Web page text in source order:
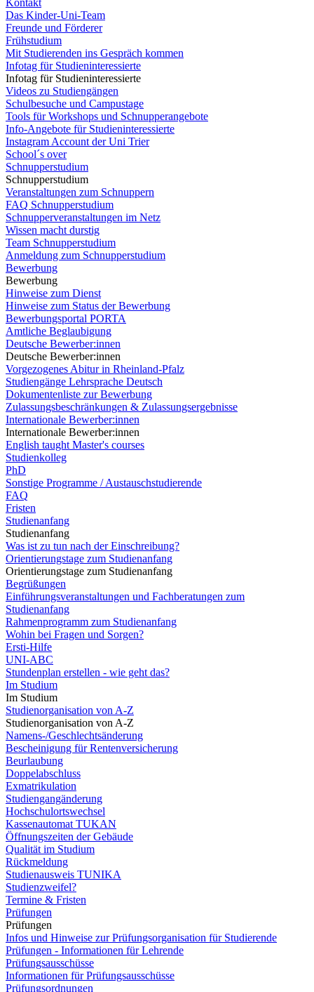
Kontakt
Das Kinder-Uni-Team
Freunde und Förderer
Frühstudium
Mit Studierenden ins Gespräch kommen
Infotag für Studieninteressierte
Infotag für Studieninteressierte
Videos zu Studiengängen
Schulbesuche und Campustage
Tools für Workshops und Schnupperangebote
Info-Angebote für Studieninteressierte
Instagram Account der Uni Trier
School´s over
Schnupperstudium
Schnupperstudium
Veranstaltungen zum Schnuppern
FAQ Schnupperstudium
Schnupperveranstaltungen im Netz
Wissen macht durstig
Team Schnupperstudium
Anmeldung zum Schnupperstudium
Bewerbung
Bewerbung
Hinweise zum Dienst
Hinweise zum Status der Bewerbung
Bewerbungsportal PORTA
Amtliche Beglaubigung
Deutsche Bewerber:innen
Deutsche Bewerber:innen
Vorgezogenes Abitur in Rheinland-Pfalz
Studiengänge Lehrsprache Deutsch
Dokumentenliste zur Bewerbung
Zulassungsbeschränkungen & Zulassungsergebnisse
Internationale Bewerber:innen
Internationale Bewerber:innen
English taught Master's courses
Studienkolleg
PhD
Sonstige Programme / Austauschstudierende
FAQ
Fristen
Studienanfang
Studienanfang
Was ist zu tun nach der Einschreibung?
Orientierungstage zum Studienanfang
Orientierungstage zum Studienanfang
Begrüßungen
Einführungsveranstaltungen und Fachberatungen zum
Studienanfang
Rahmenprogramm zum Studienanfang
Wohin bei Fragen und Sorgen?
Ersti-Hilfe
UNI-ABC
Stundenplan erstellen - wie geht das?
Im Studium
Im Studium
Studienorganisation von A-Z
Studienorganisation von A-Z
Namens-/Geschlechtsänderung
Bescheinigung für Rentenversicherung
Beurlaubung
Doppelabschluss
Exmatrikulation
Studiengangänderung
Hochschulortswechsel
Kassenautomat TUKAN
Öffnungszeiten der Gebäude
Qualität im Studium
Rückmeldung
Studienausweis TUNIKA
Studienzweifel?
Termine & Fristen
Prüfungen
Prüfungen
Infos und Hinweise zur Prüfungsorganisation für Studierende
Prüfungen - Informationen für Lehrende
Prüfungsausschüsse
Informationen für Prüfungsausschüsse
Prüfungsordnungen